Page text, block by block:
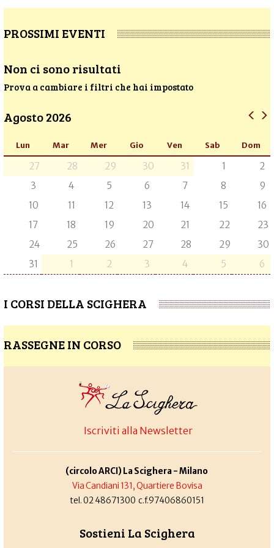
PROSSIMI EVENTI
Non ci sono risultati
Prova a cambiare i filtri che hai impostato
Agosto 2026
Lun Mar Mer Gio Ven Sab Dom
27 28 29 30 31 1
2
3
4 5 6 7 8
9
10
11 12 13 14 15
16
17
18 19 20 21 22
23
24
25 26 27 28 29
30
31
1 2 3 4 5 6
I CORSI DELLA SCIGHERA
RASSEGNE IN CORSO
Iscriviti alla Newsletter
(circolo ARCI) La Scighera - Milano
Via Candiani 131, Quartiere Bovisa
tel. 02 48671300 c.f.97406860151
Sostieni La Scighera